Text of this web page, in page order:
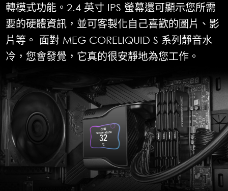
轉模式功能。2.4 英寸 IPS 螢幕還可顯示您所需
要的硬體資訊，並可客製化自己喜歡的圖片、影
片等。 面對 MEG CORELIQUID S 系列靜音水
冷，您會發覺，它真的很安靜地為您工作。